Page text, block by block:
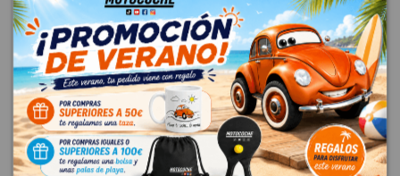
ELEVALUNAS DELANTERO IZQUIERDO 8346084M00
SUZUKI CELERIO 1.0 12V CAT
OEM: 8346084M00